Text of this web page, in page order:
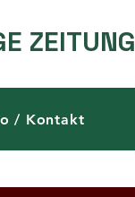
ZEITUNG
/ Kontakt